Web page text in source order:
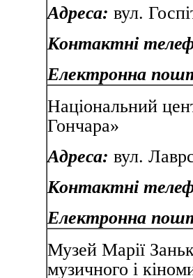
Адреса: вул.
Контактні
Електронна
Національний
Гончара»
Адреса: вул.
Контактні
Електронна
Музей Марії
музичного і